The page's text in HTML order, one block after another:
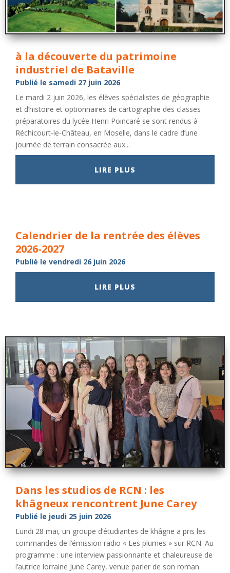
à la découverte du patrimoine
industriel de Bataville
Publié le samedi 27 juin 2026
Le mardi 2 juin 2026, les élèves spécialistes de géographie
et d’histoire et optionnaires de cartographie des classes
préparatoires du lycée Henri Poincaré se sont rendus à
Réchicourt-le-Château, en Moselle, dans le cadre d’une
journée de terrain consacrée aux...
LIRE PLUS
Calendrier de la rentrée des élèves
2026-2027
Publié le vendredi 26 juin 2026
LIRE PLUS
Dans les studios de RCN : les
khâgneux rencontrent June Carey
Publié le jeudi 25 juin 2026
Lundi 28 mai, un groupe d’étudiantes de khâgne a pris les
commandes de l’émission radio « Les plumes » sur RCN. Au
programme : une interview passionnante et chaleureuse de
l’autrice lorraine June Carey, venue parler de son roman